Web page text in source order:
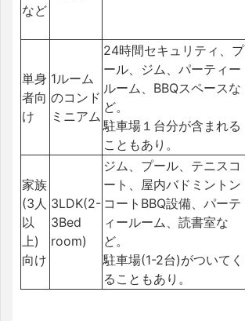
など
単身
者向
け
1ルーム
のコンド
ミニアム
24時間セキュリティ、プ
ール、ジム、パーティー
ルーム、BBQスペースな
ど。
駐車場１台分が含まれる
こともあり。
家族
(3人
以
上)
向け
3LDK(2-
3Bed
room)
ジム、プール、テニスコ
ート、屋内バドミントン
コートBBQ設備、パーテ
ィールーム、読書室な
ど。
駐車場(1-2台)がついてく
ることもあり。